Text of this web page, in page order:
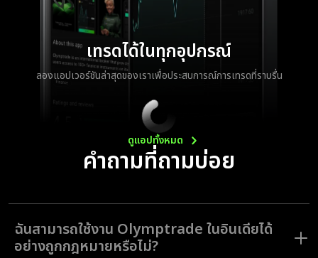
เทรดได้ในทุกอุปกรณ์
ลองแอปเวอร์ชันล่าสุดของเราเพื่อประสบการณ์การเทรดที่ราบรื่น
ดูแอปทั้งหมด
คำถามที่ถามบ่อย
ฉันสามารถใช้งาน Olymptrade ในอินเดียได้
อย่างถูกกฎหมายหรือไม่?